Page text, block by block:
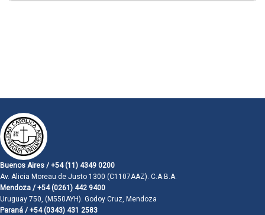
Buenos Aires / +54 (11) 4349 0200
Av. Alicia Moreau de Justo 1300 (C1107AAZ). C.A.B.A.
Mendoza / +54 (0261) 442 9400
Uruguay 750, (M550AYH). Godoy Cruz, Mendoza
Paraná / +54 (0343) 431 2583